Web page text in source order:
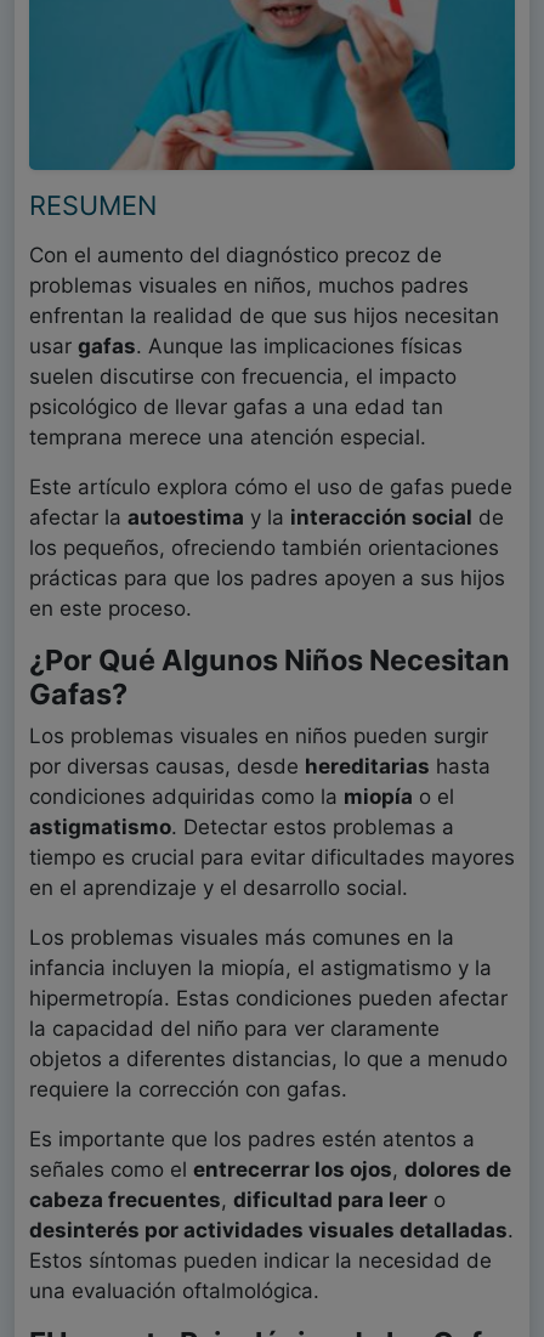
RESUMEN
Con el aumento del diagnóstico precoz de
problemas visuales en niños, muchos padres
enfrentan la realidad de que sus hijos necesitan
usar gafas. Aunque las implicaciones físicas
suelen discutirse con frecuencia, el impacto
psicológico de llevar gafas a una edad tan
temprana merece una atención especial.
Este artículo explora cómo el uso de gafas puede
afectar la autoestima y la interacción social de
los pequeños, ofreciendo también orientaciones
prácticas para que los padres apoyen a sus hijos
en este proceso.
¿Por Qué Algunos Niños Necesitan
Gafas?
Los problemas visuales en niños pueden surgir
por diversas causas, desde hereditarias hasta
condiciones adquiridas como la miopía o el
astigmatismo. Detectar estos problemas a
tiempo es crucial para evitar dificultades mayores
en el aprendizaje y el desarrollo social.
Los problemas visuales más comunes en la
infancia incluyen la miopía, el astigmatismo y la
hipermetropía. Estas condiciones pueden afectar
la capacidad del niño para ver claramente
objetos a diferentes distancias, lo que a menudo
requiere la corrección con gafas.
Es importante que los padres estén atentos a
señales como el entrecerrar los ojos, dolores de
cabeza frecuentes, dificultad para leer o
desinterés por actividades visuales detalladas.
Estos síntomas pueden indicar la necesidad de
una evaluación oftalmológica.